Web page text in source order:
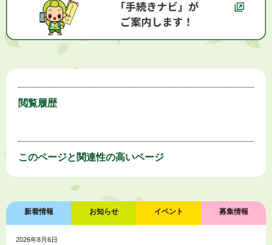
閲覧履歴
このページと 関連性の高いページ
新着情報 お知らせ イベント 募集情報
2026年8月6日